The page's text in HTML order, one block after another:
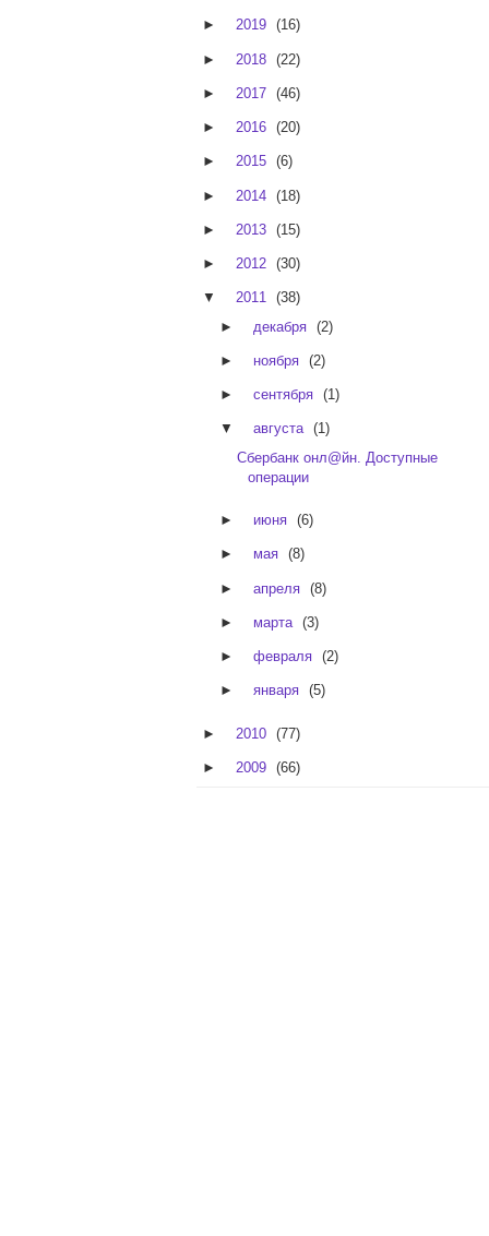
► 2019 (16)
► 2018 (22)
► 2017 (46)
► 2016 (20)
► 2015 (6)
► 2014 (18)
► 2013 (15)
► 2012 (30)
▼ 2011 (38)
►
декабря (2)
► ноября (2)
► сентября (1)
▼ августа
(1)
Сбербанк онл@йн. Доступные
операции
► июня (6)
► мая (8)
► апреля (8)
► марта (3)
► февраля (2)
► января (5)
► 2010 (77)
► 2009 (66)